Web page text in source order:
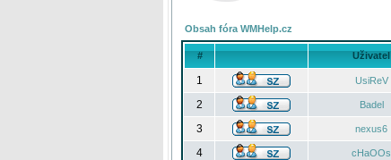
Obsah fóra WMHelp.cz
# Uživatel
1 UsiReV
2
Badel
3
nexus6
4
cHaOOs